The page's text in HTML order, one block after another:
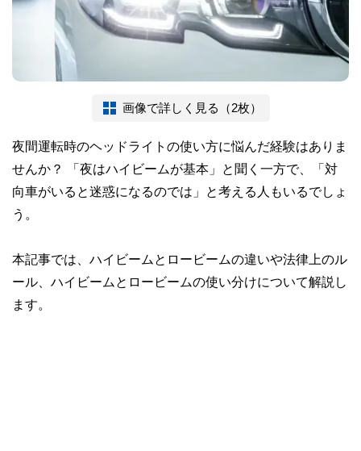
画像で詳しく見る（2枚）
夜間運転時のヘッドライトの使い方に悩んだ経験はありま
せんか？ 「夜はハイビームが基本」と聞く一方で、「対
向車がいると迷惑になるのでは」と考える人もいるでしょ
う。
本記事では、ハイビームとロービームの違いや法律上のル
ール、ハイビームとロービームの使い分けについて解説し
ます。